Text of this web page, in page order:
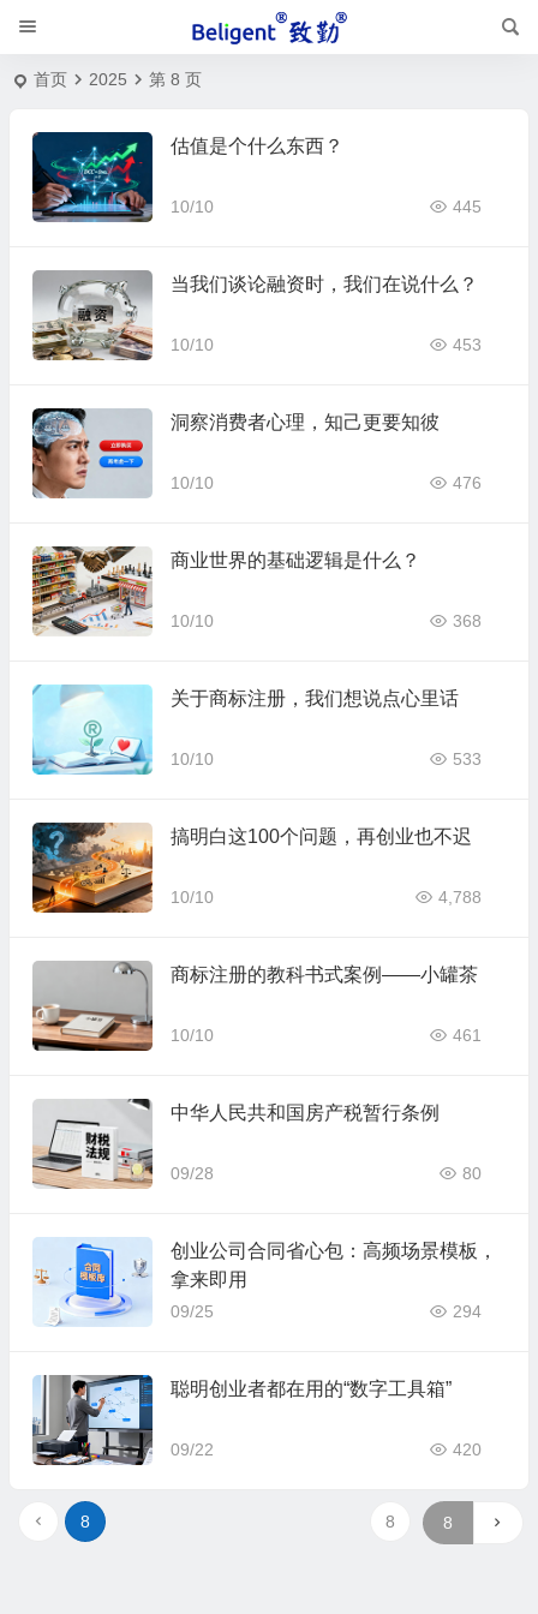
首页 2025 第 8 页
估值是个什么东西？
10/10 445
当我们谈论融资时，我们在说什么？
10/10 453
洞察消费者心理，知己更要知彼
10/10 476
商业世界的基础逻辑是什么？
10/10 368
关于商标注册，我们想说点心里话
10/10 533
搞明白这100个问题，再创业也不迟
10/10 4,788
商标注册的教科书式案例——小罐茶
10/10 461
中华人民共和国房产税暂行条例
09/28 80
创业公司合同省心包：高频场景模板，
拿来即用
09/25 294
聪明创业者都在用的“数字工具箱”
09/22 420
8
8